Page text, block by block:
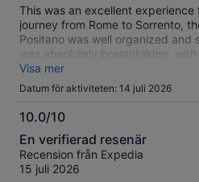
This was an excellent
journey from Rome to Sorrento,
Positano was well organized and
was absolutely breathtaking, with
each stop.
Visa mer
Datum för aktiviteten: 14 juli 2026
10.0/10
10.0
av
10
En verifierad resenär
Recension från Expedia
15 juli 2026